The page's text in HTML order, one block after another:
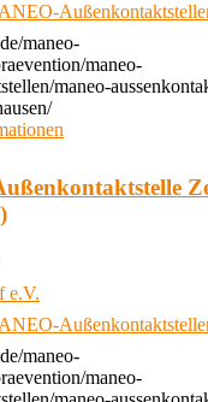
maneo-
maneo-
maneo-
e.V.
maneo-
maneo-